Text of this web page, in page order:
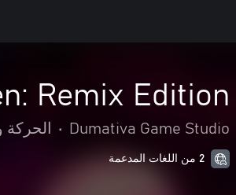
Remix Edition
Dumativa Game Studio
• الحركة
2 من اللغات المدعمة